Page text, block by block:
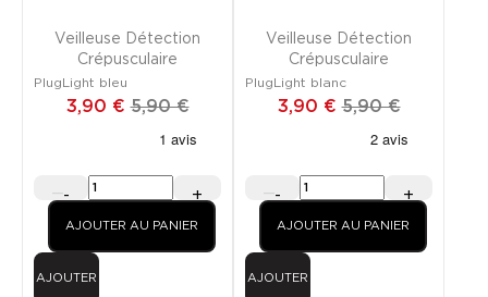
Veilleuse Détection
Crépusculaire
PlugLight bleu
3,90 € 5,90 €
- +
AJOUTER AU PANIER
AJOUTER
Veilleuse Détection
Crépusculaire
PlugLight blanc
3,90 € 5,90 €
- +
AJOUTER AU PANIER
AJOUTER